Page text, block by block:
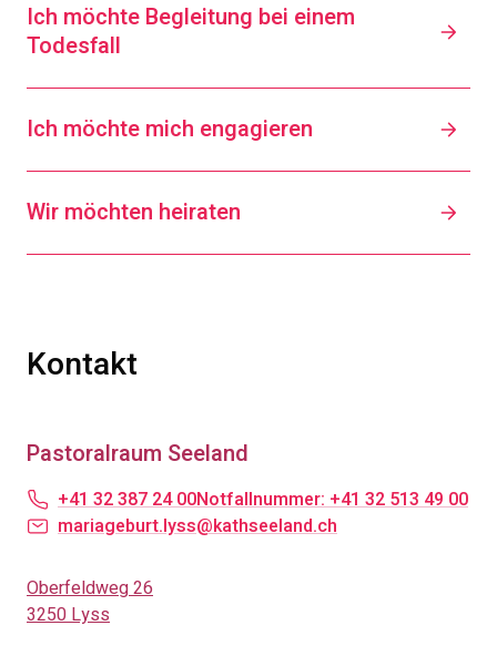
Ich möchte Begleitung bei einem
Todesfall
Ich möchte mich engagieren
Wir möchten heiraten
Kontakt
Pastoralraum Seeland
+41 32 387 24 00Notfallnummer: +41 32 513 49 00
mariageburt.lyss@kathseeland.ch
Oberfeldweg 26
3250 Lyss